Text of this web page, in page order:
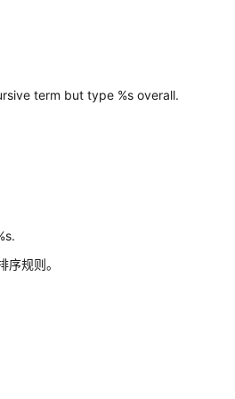
term but type %s overall.
规则。